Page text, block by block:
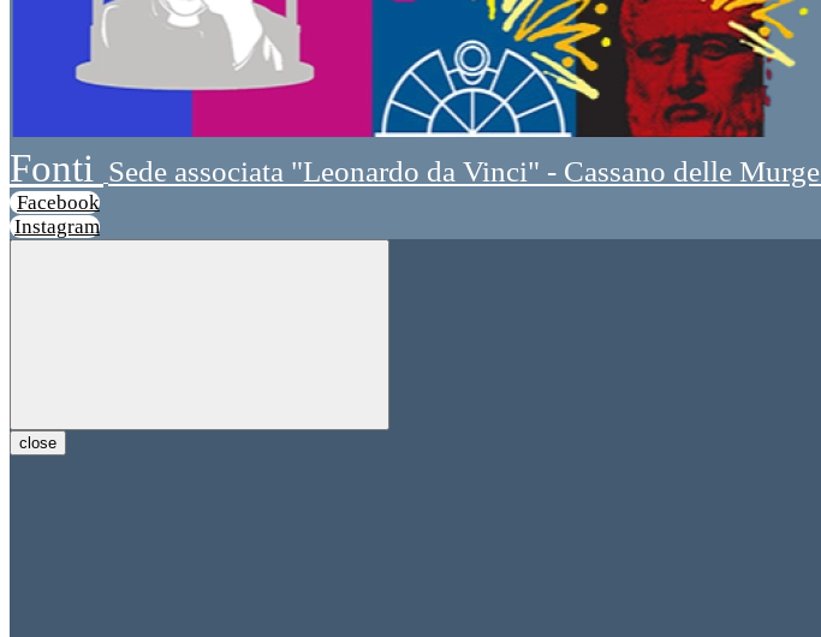
Fonti Sede associata "Leonardo da Vinci" - Cassano delle Murge
Facebook
Instagram
close